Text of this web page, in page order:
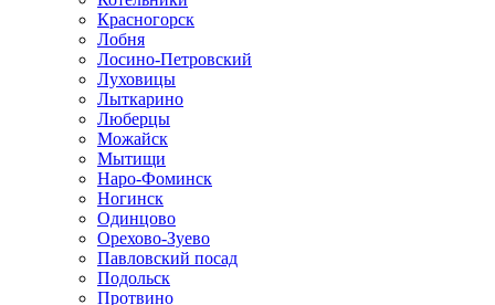
Красногорск
Лобня
Лосино-Петровский
Луховицы
Лыткарино
Люберцы
Можайск
Мытищи
Наро-Фоминск
Ногинск
Одинцово
Орехово-Зуево
Павловский посад
Подольск
Протвино